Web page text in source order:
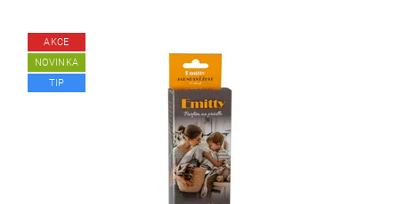
AKCE
NOVINKA
TIP